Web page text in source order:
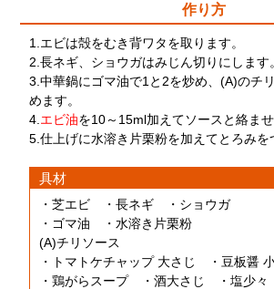
作り方
1.エビは殻をむき背ワタを取ります。
2.長ネギ、ショウガはみじん切りにします
3.中華鍋にゴマ油で1と2を炒め、(A)のチ
めます。
4. エビ油を10～15ml加えてソースと絡ませ
5.仕上げに水溶き片栗粉を加えてとろみを
具材
・芝エビ ・長ネギ ・ショウガ
・ゴマ油 ・水溶き片栗粉
(A)チリソース
・トマトケチャップ 大さじ ・豆板醤
・鶏がらスープ ・酒大さじ ・塩少々